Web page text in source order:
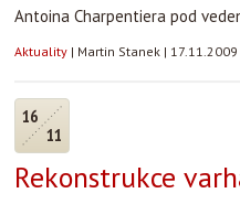
Antoina Charpentiera pod
Aktuality | Martin Stanek |
16
11
Rekonstrukce